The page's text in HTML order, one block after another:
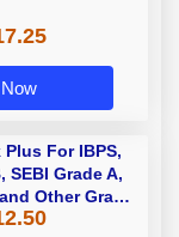
For IBPS,
SEBI Grade A,
Other Grade
Exams